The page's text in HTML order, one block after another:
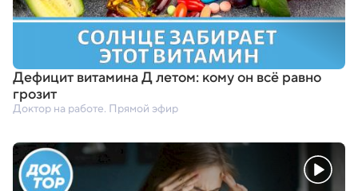
Дефицит витамина Д летом: кому он всё равно
грозит
Доктор на работе. Прямой эфир